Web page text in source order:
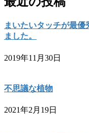
まいたいタッチが最
ました。
2019年11月30日
不思議な植物
2021年2月19日